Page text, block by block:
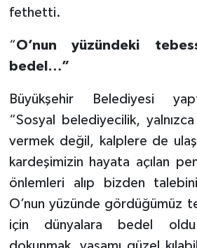
fethetti.
“O’nun yüzündeki
bedel…”
Büyükşehir Belediyesi
“Sosyal belediyecilik,
vermek değil, kalplere de
kardeşimizin hayata açılan
önlemleri alıp bizden
O’nun yüzünde gördüğümüz
için dünyalara bedel